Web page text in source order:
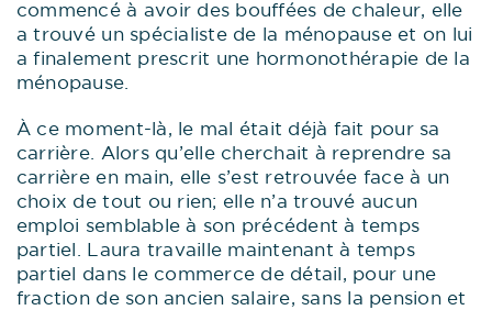
commencé à avoir des bouffées de chaleur, elle
a trouvé un spécialiste de la ménopause et on lui
a finalement prescrit une hormonothérapie de la
ménopause.
À ce moment-là, le mal était déjà fait pour sa
carrière. Alors qu’elle cherchait à reprendre sa
carrière en main, elle s’est retrouvée face à un
choix de tout ou rien; elle n’a trouvé aucun
emploi semblable à son précédent à temps
partiel. Laura travaille maintenant à temps
partiel dans le commerce de détail, pour une
fraction de son ancien salaire, sans la pension et